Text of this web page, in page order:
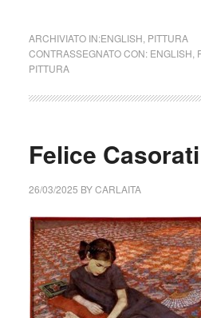
ARCHIVIATO IN:ENGLISH PITTURA
CONTRASSEGNATO CON: ENGLISH
PITTURA
Felice
26/03/2025 BYCARLAITA